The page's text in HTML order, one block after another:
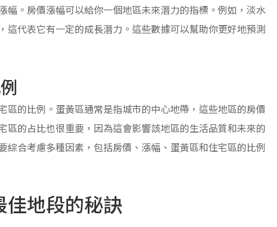
幅。房價漲幅可以給你一個地區未來潛力的指標。例如，淡水
這代表它有一定的成長潛力。這些數據可以幫助你更好地預測
區的比例。蛋黃區通常是指城市的中心地帶，這些地區的房價
區的占比也很重要，因為這會影響該地區的生活品質和未來的
綜合考慮多種因素，包括房價、漲幅、蛋黃區和住宅區的比例
佳地段的秘訣